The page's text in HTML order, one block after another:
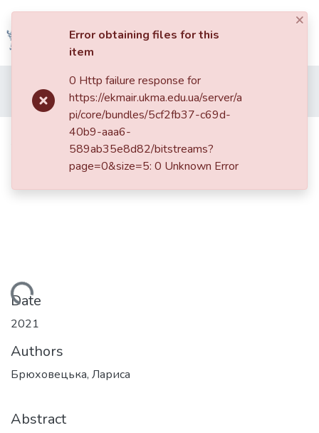
Communities
Collections
All of DSpace
013. Видання НаУКМА
Кіно-Театр
Кіно-Театр. 2021. №1
Адреналінове кіно
Адреналінове кіно
Loading...
Date
2021
Authors
Брюховецька, Лариса
Abstract
×
Error obtaining files for this
item
0 Http failure response for
https://ekmair.ukma.edu.ua/server/a
pi/core/bundles/5cf2fb37-c69d-
40b9-aaa6-
589ab35e8d82/bitstreams?
page=0&size=5: 0 Unknown Error